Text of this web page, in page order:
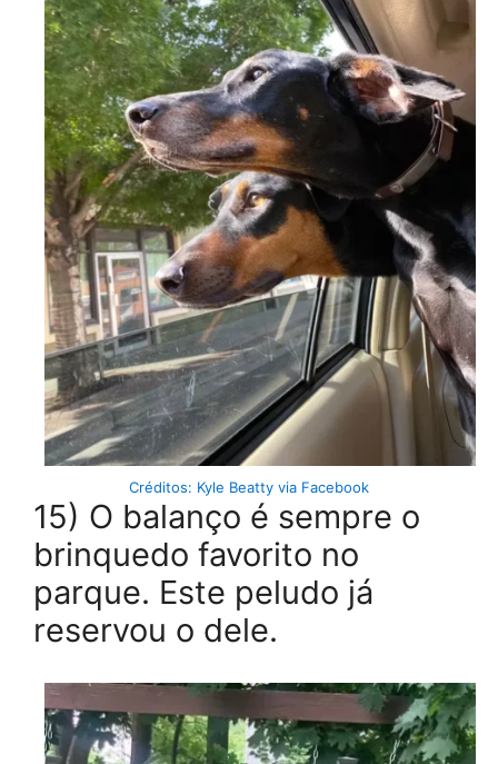
Créditos: Kyle Beatty via Facebook
15) O balanço é sempre o
brinquedo favorito no
parque. Este peludo já
reservou o dele.